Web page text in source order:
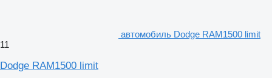
автомобиль Dodge RAM1500 limit
11
Dodge RAM1500 limit